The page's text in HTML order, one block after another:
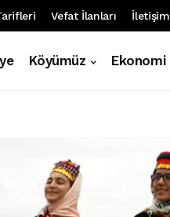
Vefat İlanları İletişim
Köyümüz Ekonomi